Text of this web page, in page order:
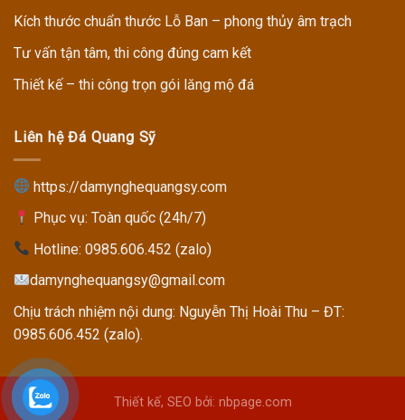
Kích thước chuẩn thước Lỗ Ban – phong thủy âm trạch
Tư vấn tận tâm, thi công đúng cam kết
Thiết kế – thi công trọn gói lăng mộ đá
Liên hệ Đá Quang Sỹ
https://damynghequangsy.com
Phục vụ: Toàn quốc (24h/7)
Hotline:0985.606.452 (zalo)
damynghequangsy@gmail.com
Chịu trách nhiệm nội dung: Nguyễn Thị Hoài Thu – ĐT:
0985.606.452 (zalo).
Thiết kế, SEO bởi: nbpage.com